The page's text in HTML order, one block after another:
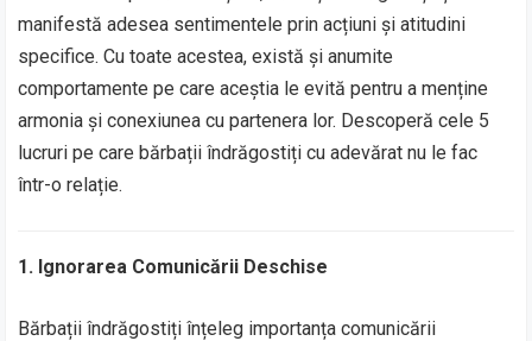
manifestă adesea sentimentele prin acțiuni și atitudini
specifice. Cu toate acestea, există și anumite
comportamente pe care aceștia le evită pentru a menține
armonia și conexiunea cu partenera lor. Descoperă cele 5
lucruri pe care bărbații îndrăgostiți cu adevărat nu le fac
într-o relație.
1. Ignorarea Comunicării Deschise
Bărbații îndrăgostiți înțeleg importanța comunicării